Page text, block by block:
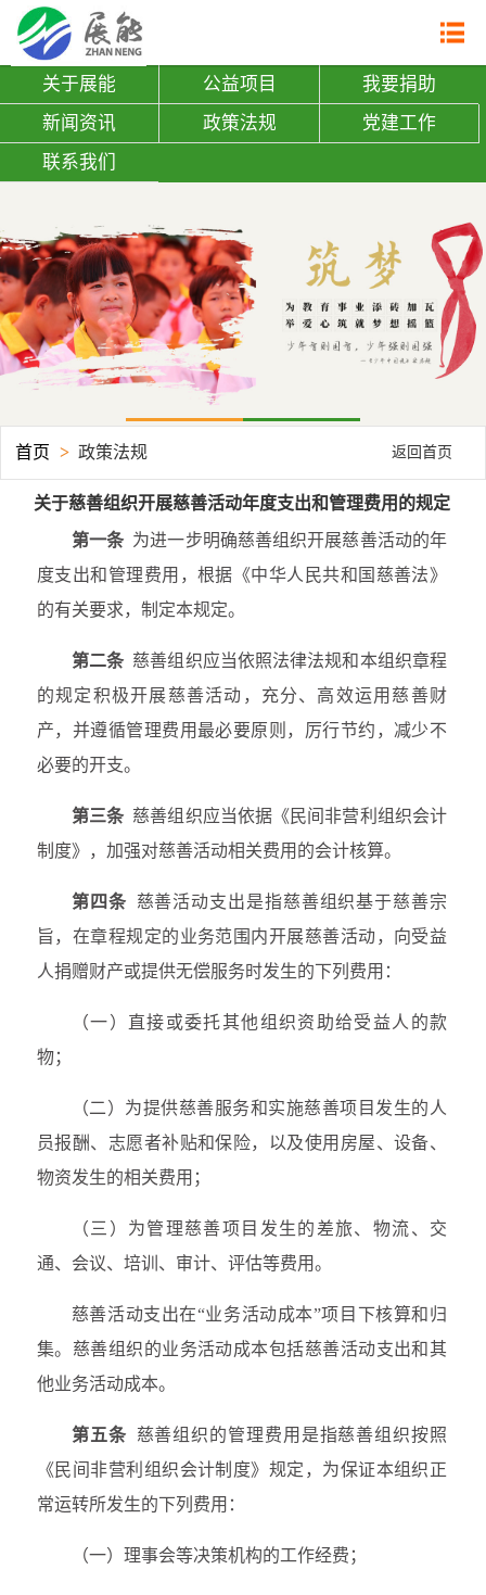
关于展能
| 展能简介
| 组织架构
| 助学建校
| 关爱老人
| 志愿者培训
| 劝募志愿者查询
我要捐助
| 公益动态
| 信息公开
| 公益简报
党建工作
| 支部介绍
| 支部动态

关于展能 公益项目
我要捐助
新闻资讯
政策法规
党建工作
联系我们
首页 > 政策法规 返回首页
关于慈善组织开展慈善活动年度支出和管理费用的规定
第一条 为进一步明确慈善组织开展慈善活动的年
度支出和管理费用，根据《中华人民共和国慈善法》
的有关要求，制定本规定。
第二条 慈善组织应当依照法律法规和本组织章程
的规定积极开展慈善活动，充分、高效运用慈善财
产，并遵循管理费用最必要原则，厉行节约，减少不
必要的开支。
第三条 慈善组织应当依据《民间非营利组织会计
制度》，加强对慈善活动相关费用的会计核算。
第四条 慈善活动支出是指慈善组织基于慈善宗
旨，在章程规定的业务范围内开展慈善活动，向受益
人捐赠财产或提供无偿服务时发生的下列费用：
（一）直接或委托其他组织资助给受益人的款
物；
（二）为提供慈善服务和实施慈善项目发生的人
员报酬、志愿者补贴和保险，以及使用房屋、设备、
物资发生的相关费用；
（三）为管理慈善项目发生的差旅、物流、交
通、会议、培训、审计、评估等费用。
慈善活动支出在“业务活动成本”项目下核算和归
集。慈善组织的业务活动成本包括慈善活动支出和其
他业务活动成本。
第五条 慈善组织的管理费用是指慈善组织按照
《民间非营利组织会计制度》规定，为保证本组织正
常运转所发生的下列费用：
（一）理事会等决策机构的工作经费；